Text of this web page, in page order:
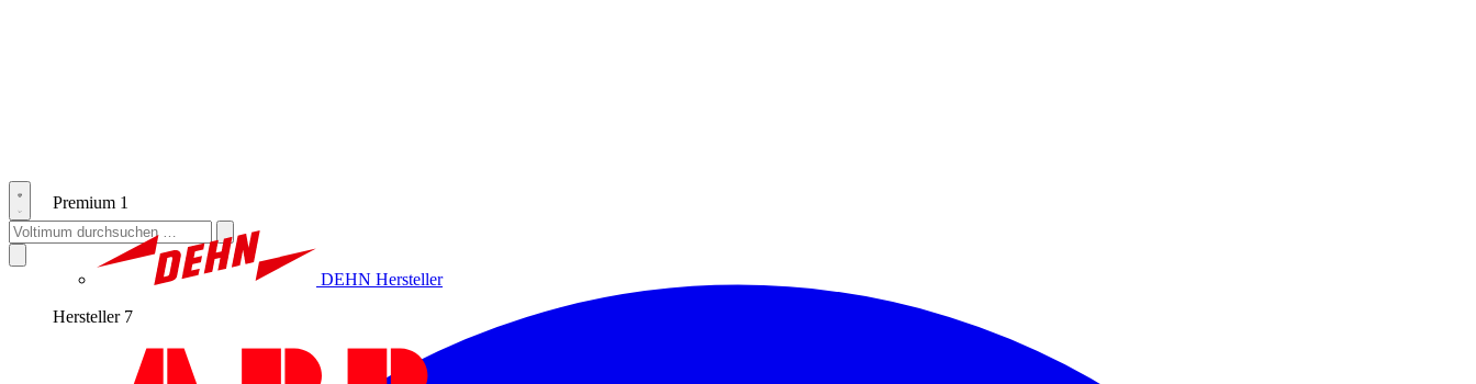
Premium 1
DEHN Hersteller
Hersteller 7